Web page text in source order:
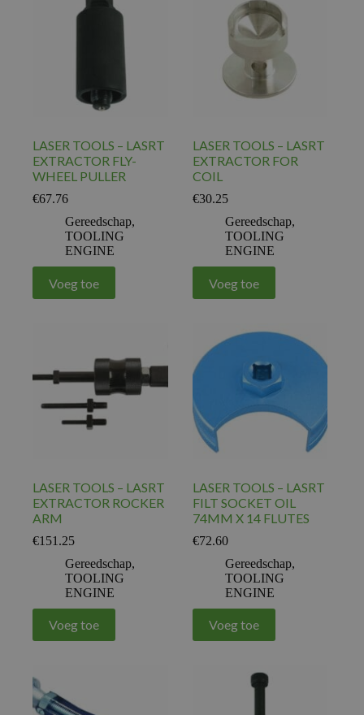
LASER TOOLS – LASRT
EXTRACTOR FLY-
WHEEL PULLER
€67.76
Gereedschap,
TOOLING
ENGINE
Voeg toe
LASER TOOLS – LASRT
EXTRACTOR FOR
COIL
€30.25
Gereedschap,
TOOLING
ENGINE
Voeg toe
LASER TOOLS – LASRT
EXTRACTOR ROCKER
ARM
€151.25
Gereedschap,
TOOLING
ENGINE
Voeg toe
LASER TOOLS – LASRT
FILT SOCKET OIL
74MM X 14 FLUTES
€72.60
Gereedschap,
TOOLING
ENGINE
Voeg toe